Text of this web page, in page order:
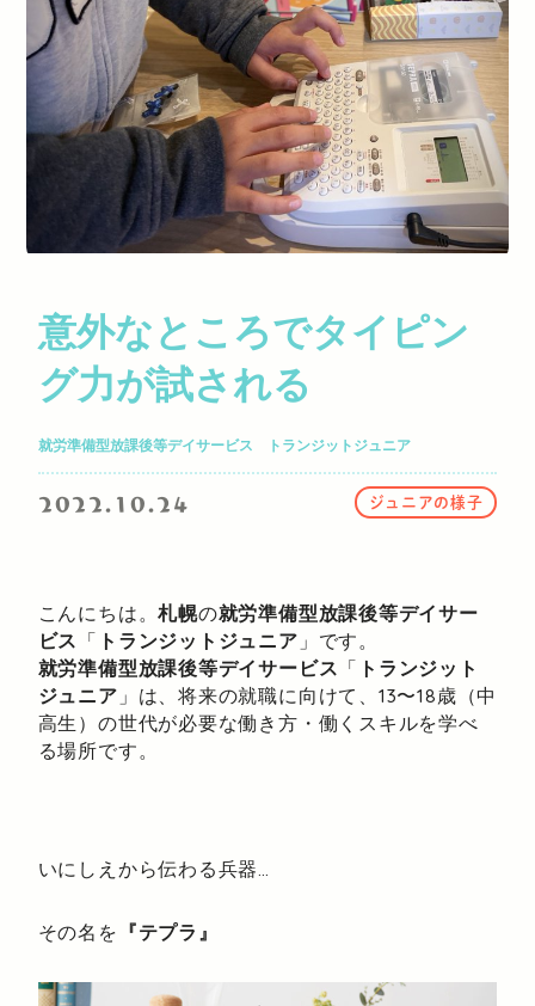
意外なところでタイピン
グ力が試される
就労準備型放課後等デイサービス トランジットジュニア
2022.10.24 ジュニアの様子
こんにちは。札幌の就労準備型放課後等デイサー
ビス 「 トランジットジュニア 」です。
就労準備型放課後等デイサービス 「 トランジット
ジュニア 」は、将来の就職に向けて、13〜18歳（中
高生）の世代が必要な働き方・働くスキルを学べ
る場所です。
いにしえから伝わる兵器…
その名を 『テプラ』